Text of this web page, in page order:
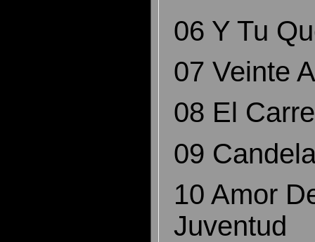
06 Y Tu
07
08 El
09
10 Amor